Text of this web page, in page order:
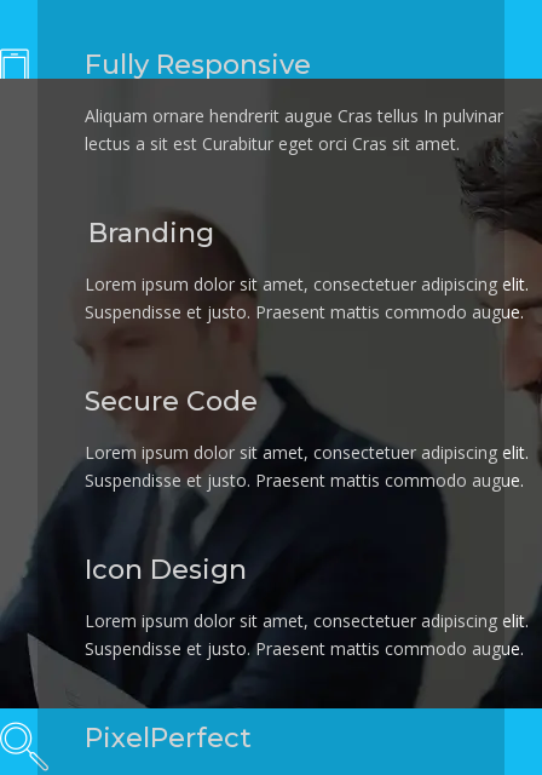
Fully Responsive
Aliquam ornare hendrerit augue Cras tellus In pulvinar
lectus a sit est Curabitur eget orci Cras sit amet.
Branding
Lorem ipsum dolor sit amet, consectetuer adipiscing elit.
Suspendisse et justo. Praesent mattis commodo augue.
Secure Code
Lorem ipsum dolor sit amet, consectetuer adipiscing elit.
Suspendisse et justo. Praesent mattis commodo augue.
Icon Design
Lorem ipsum dolor sit amet, consectetuer adipiscing elit.
Suspendisse et justo. Praesent mattis commodo augue.
PixelPerfect